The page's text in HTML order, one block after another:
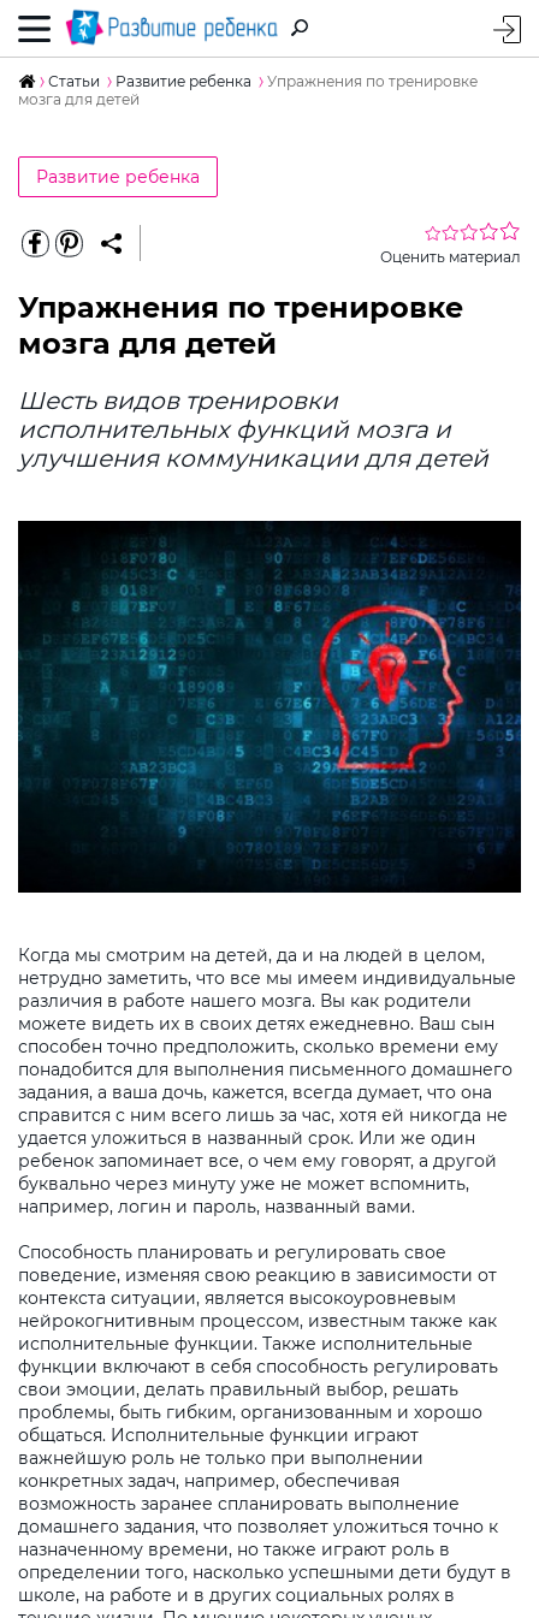
Статьи Развитие ребенка
Упражнения по тренировке
мозга для детей
Развитие ребенка
Оценить материал
Упражнения по тренировке
мозга для детей
Шесть видов тренировки
исполнительных функций мозга и
улучшения коммуникации для детей
Когда мы смотрим на детей, да и на людей в целом,
нетрудно заметить, что все мы имеем индивидуальные
различия в работе нашего мозга. Вы как родители
можете видеть их в своих детях ежедневно. Ваш сын
способен точно предположить, сколько времени ему
понадобится для выполнения письменного домашнего
задания, а ваша дочь, кажется, всегда думает, что она
справится с ним всего лишь за час, хотя ей никогда не
удается уложиться в названный срок. Или же один
ребенок запоминает все, о чем ему говорят, а другой
буквально через минуту уже не может вспомнить,
например, логин и пароль, названный вами.
Способность планировать и регулировать свое
поведение, изменяя свою реакцию в зависимости от
контекста ситуации, является высокоуровневым
нейрокогнитивным процессом, известным также как
исполнительные функции. Также исполнительные
функции включают в себя способность регулировать
свои эмоции, делать правильный выбор, решать
проблемы, быть гибким, организованным и хорошо
общаться. Исполнительные функции играют
важнейшую роль не только при выполнении
конкретных задач, например, обеспечивая
возможность заранее спланировать выполнение
домашнего задания, что позволяет уложиться точно к
назначенному времени, но также играют роль в
определении того, насколько успешными дети будут в
школе, на работе и в других социальных ролях в